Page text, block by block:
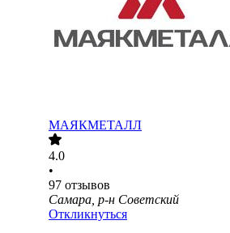
МАЯКМЕТАЛЛ
4.0
•
97 отзывов
Самара, р-н Советский
Откликнуться